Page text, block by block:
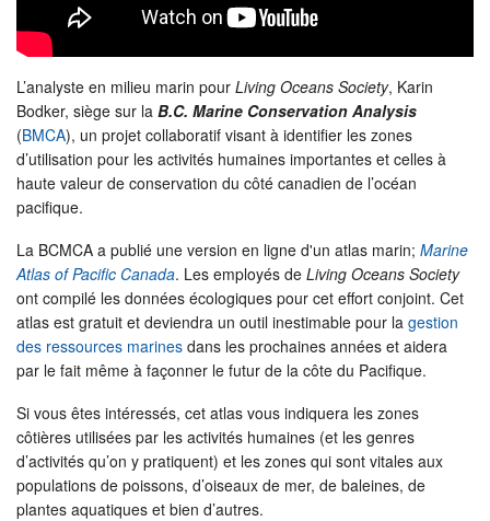
L’analyste en milieu marin pour Living Oceans Society, Karin
Bodker, siège sur la B.C. Marine Conservation Analysis
(BMCA), un projet collaboratif visant à identifier les zones
d’utilisation pour les activités humaines importantes et celles à
haute valeur de conservation du côté canadien de l’océan
pacifique.
La BCMCA a publié une version en ligne d'un atlas marin; Marine
Atlas of Pacific Canada. Les employés de Living Oceans Society
ont compilé les données écologiques pour cet effort conjoint. Cet
atlas est gratuit et deviendra un outil inestimable pour la gestion
des ressources marines dans les prochaines années et aidera
par le fait même à façonner le futur de la côte du Pacifique.
Si vous êtes intéressés, cet atlas vous indiquera les zones
côtières utilisées par les activités humaines (et les genres
d’activités qu’on y pratiquent) et les zones qui sont vitales aux
populations de poissons, d’oiseaux de mer, de baleines, de
plantes aquatiques et bien d’autres.